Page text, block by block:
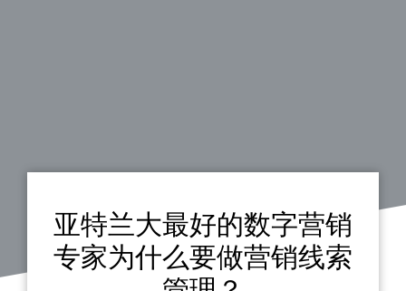
亚特兰大最好的数字营销
专家为什么要做营销线索